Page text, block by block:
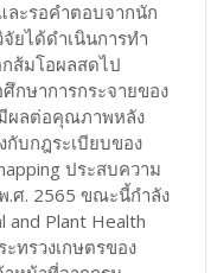
ละรอคำตอบจากนัก
ยได้ดำเนินการทำ
กส้มโอผลสดไป
กษาการกระจายของ
ผลต่อคุณภาพหลัง
กับกฎระเบียบของ
ประสบความ
.ศ. 2565 ขณะนี้กำลัง
and Plant Health
ทรวงเกษตรของ